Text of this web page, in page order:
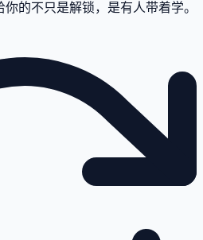
的不只是解锁，是有人带着学。